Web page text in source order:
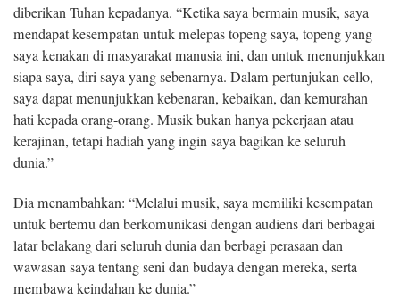
diberikan Tuhan kepadanya. “Ketika saya bermain musik, saya
mendapat kesempatan untuk melepas topeng saya, topeng yang
saya kenakan di masyarakat manusia ini, dan untuk menunjukkan
siapa saya, diri saya yang sebenarnya. Dalam pertunjukan cello,
saya dapat menunjukkan kebenaran, kebaikan, dan kemurahan
hati kepada orang-orang. Musik bukan hanya pekerjaan atau
kerajinan, tetapi hadiah yang ingin saya bagikan ke seluruh
dunia.”
Dia menambahkan: “Melalui musik, saya memiliki kesempatan
untuk bertemu dan berkomunikasi dengan audiens dari berbagai
latar belakang dari seluruh dunia dan berbagi perasaan dan
wawasan saya tentang seni dan budaya dengan mereka, serta
membawa keindahan ke dunia.”